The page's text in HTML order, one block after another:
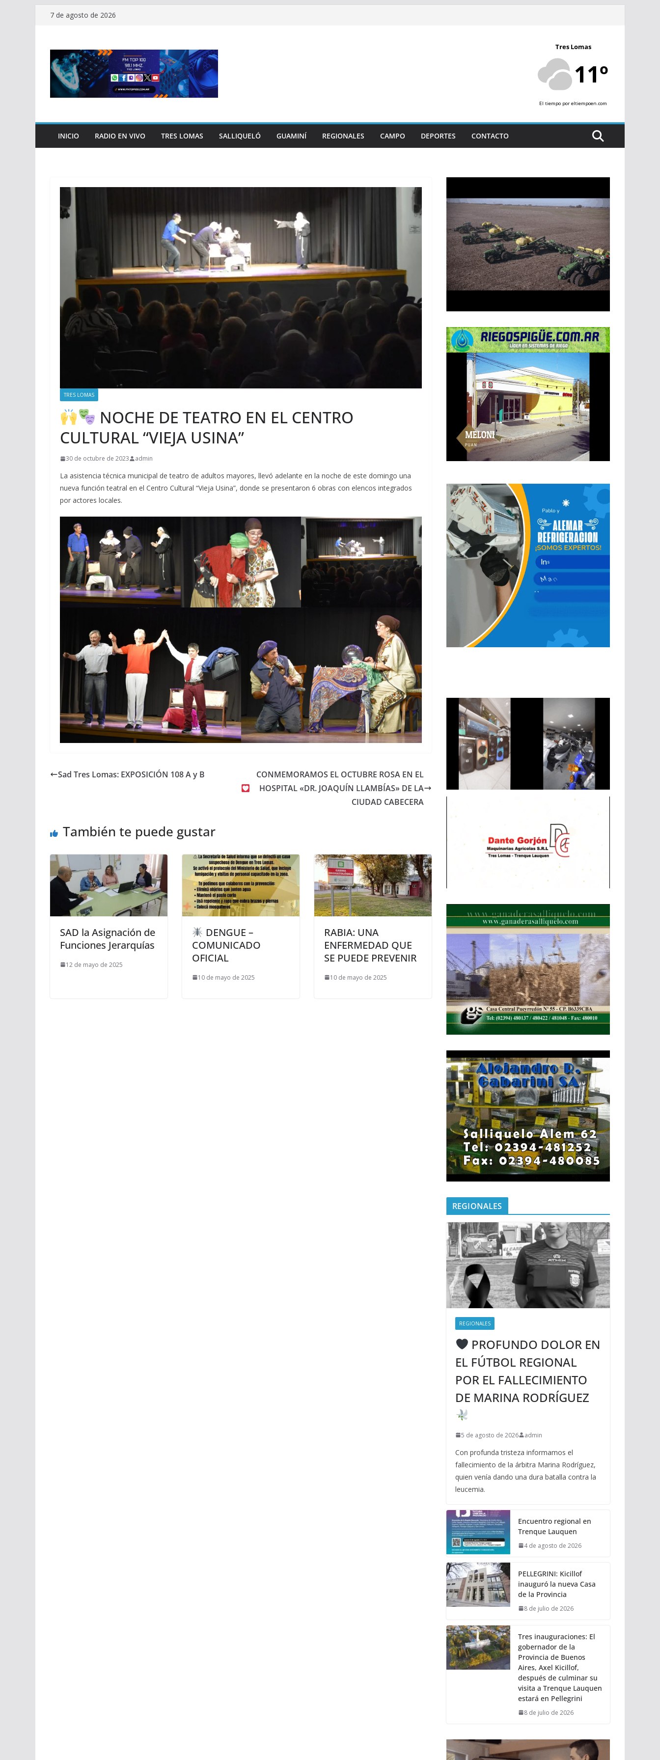
Saltar7 de agosto de 2026
Tres Lomas
11º
El tiempo por eltiempoen.com
INICIO RADIO EN VIVO TRES LOMAS SALLIQUELÓ GUAMINÍ REGIONALES CAMPO DEPORTES CONTACTO
TRES LOMAS
NOCHE DE TEATRO EN EL CENTRO
CULTURAL “VIEJA USINA”
30 de octubre de 2023 admin
La asistencia técnica municipal de teatro de adultos mayores, llevó adelante en la noche de este domingo una
nueva función teatral en el Centro Cultural “Vieja Usina”, donde se presentaron 6 obras con elencos integrados
por actores locales.
Sad Tres Lomas: EXPOSICIÓN 108 A y B
CONMEMORAMOS EL OCTUBRE ROSA EN EL
HOSPITAL «DR. JOAQUÍN LLAMBÍAS» DE LA
CIUDAD CABECERA
También te puede gustar
SAD la Asignación de
Funciones Jerarquías
12 de mayo de 2025
DENGUE –
COMUNICADO
OFICIAL
10 de mayo de 2025
RABIA: UNA
ENFERMEDAD QUE
SE PUEDE PREVENIR
10 de mayo de 2025
REGIONALES
REGIONALES
PROFUNDO DOLOR EN
EL FÚTBOL REGIONAL
POR EL FALLECIMIENTO
DE MARINA RODRÍGUEZ
5 de agosto de 2026 admin
Con profunda tristeza informamos el
fallecimiento de la árbitra Marina Rodríguez,
quien venía dando una dura batalla contra la
leucemia.
Encuentro regional en
Trenque Lauquen
4 de agosto de 2026
PELLEGRINI: Kicillof
inauguró la nueva Casa
de la Provincia
8 de julio de 2026
Tres inauguraciones: El
gobernador de la
Provincia de Buenos
Aires, Axel Kicillof,
después de culminar su
visita a Trenque Lauquen
estará en Pellegrini
8 de julio de 2026